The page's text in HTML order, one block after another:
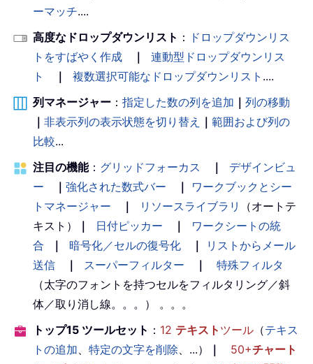
ーマッチ....
高度なドロップダウンリスト ： ドロップダウンリス
トをすばやく作成
｜
連動型ドロップダウンリス
ト
｜ 複数選択可能なドロップダウンリスト ....
列マネージャー ： 指定した数の列を追加 ｜ 列の移動
｜ 非表示列の表示状態を切り替え ｜ 範囲および列の
比較...
注目の機能： グリッドフォーカス ｜
デザインビュ
ー
｜ 強化された数式バー ｜
ワークブックとシー
トマネージャー
｜ リソースライブラリ
（オートテ
キスト）
｜ 日付ピッカー ｜
ワークシートの統
合
｜ 暗号化／セルの復号化 ｜
リストからメール
送信
｜ スーパーフィルター ｜
特殊フィルタ
（太字のフォントを持つセルをフィルタリング／斜
体／取り消し線。。。） 。。。
トップ15 ツールセット ： 12 テキスト ツール （テキス
トの追加、 特定の文字を削除、...） ｜ 50+チャート